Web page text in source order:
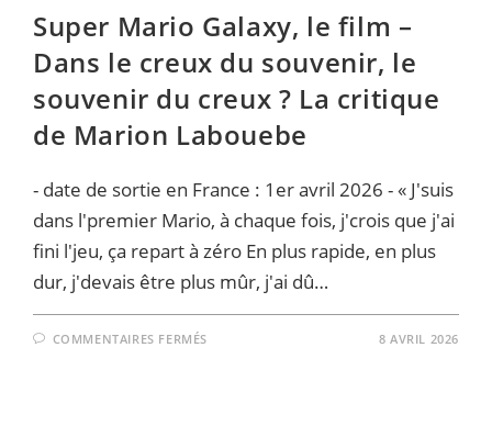
Super Mario Galaxy, le film –
Dans le creux du souvenir, le
souvenir du creux ? La critique
de Marion Labouebe
- date de sortie en France : 1er avril 2026 - « J'suis
dans l'premier Mario, à chaque fois, j'crois que j'ai
fini l'jeu, ça repart à zéro En plus rapide, en plus
dur, j'devais être plus mûr, j'ai dû…
COMMENTAIRES FERMÉS 8 AVRIL 2026